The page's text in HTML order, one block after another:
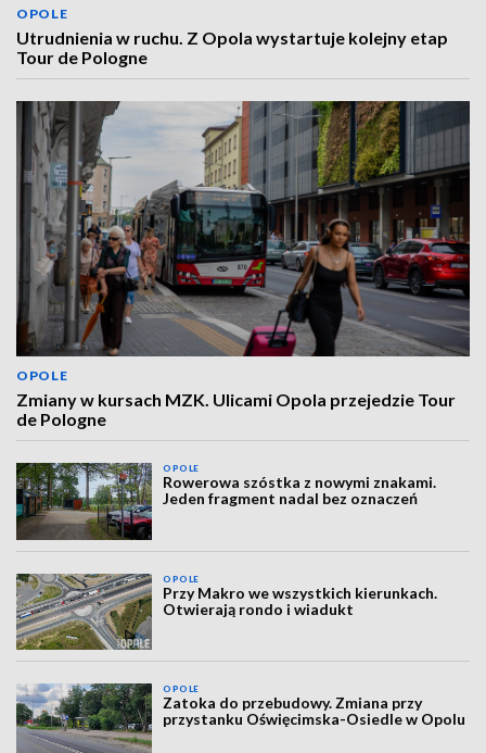
OPOLE
Utrudnienia w ruchu. Z Opola wystartuje kolejny etap
Tour de Pologne
OPOLE
Zmiany w kursach MZK. Ulicami Opola przejedzie Tour
de Pologne
OPOLE
Rowerowa szóstka z nowymi znakami.
Jeden fragment nadal bez oznaczeń
OPOLE
Przy Makro we wszystkich kierunkach.
Otwierają rondo i wiadukt
OPOLE
Zatoka do przebudowy. Zmiana przy
przystanku Oświęcimska-Osiedle w Opolu